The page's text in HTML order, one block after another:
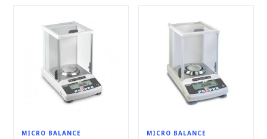
MICRO BALANCE MICRO BALANCE